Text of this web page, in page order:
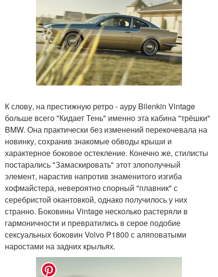
К слову, на престижную ретро - ауру Bilenkin Vintage
больше всего "Кидает Тень" именно эта кабина "трёшки"
BMW. Она практически без изменений перекочевала на
новинку, сохранив знакомые обводы крыши и
характерное боковое остекление. Конечно же, стилисты
постарались "Замаскировать" этот злополучный
элемент, нарастив напротив знаменитого изгиба
хофмайстера, невероятно спорный "плавник" с
серебристой окантовкой, однако получилось у них
странно. Боковины Vintage несколько растеряли в
гармоничности и превратились в серое подобие
сексуальных боковин Volvo P1800 с аляповатыми
наростами на задних крыльях.